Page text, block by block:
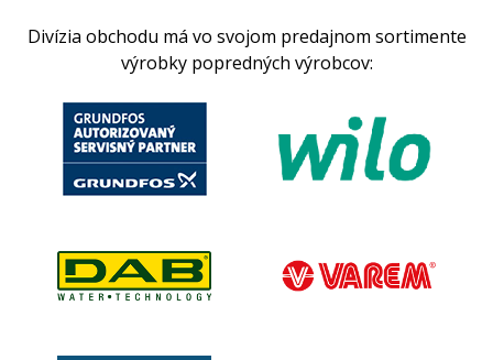
Divízia obchodu má vo svojom predajnom sortimente
výrobky popredných výrobcov: